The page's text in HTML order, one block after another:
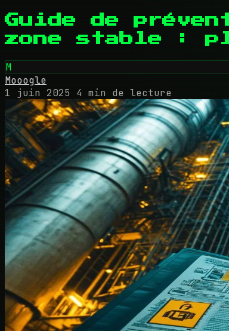
Guide de
zone stable :
M
Mooogle
1 juin 2025
4 min de lecture